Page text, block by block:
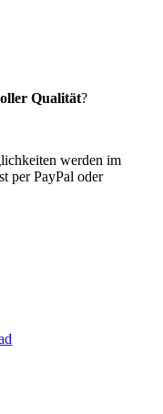
Qualität?
werden im
per PayPal oder